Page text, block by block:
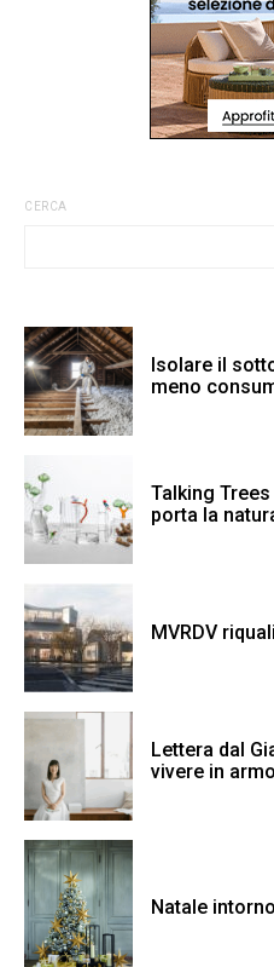
CERCA
Isolare il
meno
Talking
porta la
MVRDV
Lettera dal
vivere in
Natale